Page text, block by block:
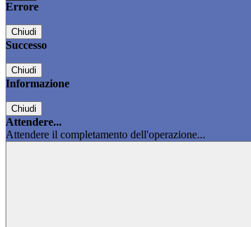
Errore
Chiudi
Successo
Chiudi
Informazione
Chiudi
Attendere...
Attendere il completamento dell'operazione...